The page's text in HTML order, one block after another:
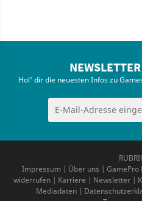
Hol' dir die neuesten Infos zu
Impressum| Über uns | GamePro
widerrufen | Karriere | Newsletter |
Mediadaten|